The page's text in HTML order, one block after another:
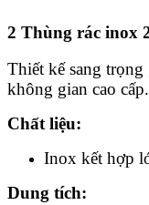
2 Thùng rác inox
Thiết kế sang trọng
không gian cao cấp.
Chất liệu:
Inox kết hợp
Dung tích: